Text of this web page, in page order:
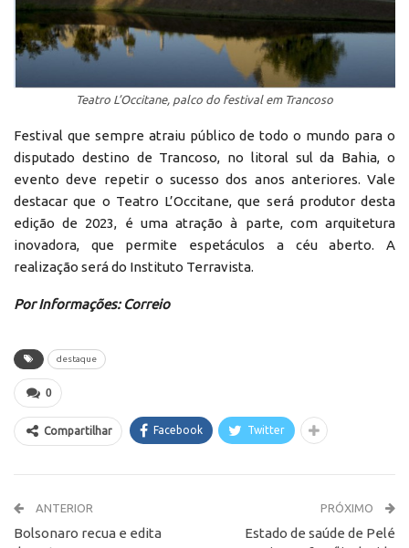
Teatro L’Occitane, palco do festival em Trancoso
Festival que sempre atraiu público de todo o mundo para o
disputado destino de Trancoso, no litoral sul da Bahia, o
evento deve repetir o sucesso dos anos anteriores. Vale
destacar que o Teatro L’Occitane, que será produtor desta
edição de 2023, é uma atração à parte, com arquitetura
inovadora, que permite espetáculos a céu aberto. A
realização será do Instituto Terravista.
Por Informações: Correio
destaque
0
Compartilhar Facebook Twitter
ANTERIOR
Bolsonaro recua e edita
PRÓXIMO
Estado de saúde de Pelé